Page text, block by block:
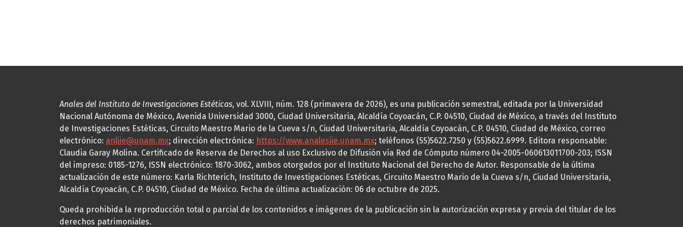
Anales del Instituto de Investigaciones Estéticas, vol. XLVIII, núm. 128 (primavera de 2026), es una publicación semestral, editada por la Universidad
Nacional Autónoma de México, Avenida Universidad 3000, Ciudad Universitaria, Alcaldía Coyoacán, C.P. 04510, Ciudad de México, a través del Instituto
de Investigaciones Estéticas, Circuito Maestro Mario de la Cueva s/n, Ciudad Universitaria, Alcaldía Coyoacán, C.P. 04510, Ciudad de México, correo
electrónico: anliie@unam.mx; dirección electrónica: https://www.analesiie.unam.mx; teléfonos (55)5622.7250 y (55)5622.6999. Editora responsable:
Claudia Garay Molina. Certificado de Reserva de Derechos al uso Exclusivo de Difusión vía Red de Cómputo número 04-2005-060613011700-203; ISSN
del impreso: 0185-1276, ISSN electrónico: 1870-3062, ambos otorgados por el Instituto Nacional del Derecho de Autor. Responsable de la última
actualización de este número: Karla Richterich, Instituto de Investigaciones Estéticas, Circuito Maestro Mario de la Cueva s/n, Ciudad Universitaria,
Alcaldía Coyoacán, C.P. 04510, Ciudad de México. Fecha de última actualización: 06 de octubre de 2025.
Queda prohibida la reproducción total o parcial de los contenidos e imágenes de la publicación sin la autorización expresa y previa del titular de los
derechos patrimoniales.